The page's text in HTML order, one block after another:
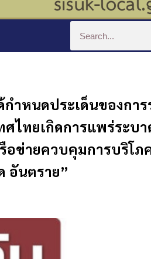
หนดประเด็นของการ
ทยเกิดการแพร่ระบ
อข่ายควบคุมการบริโ
อันตราย”